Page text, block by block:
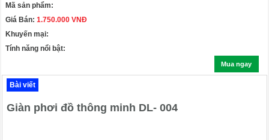
Mã sản phẩm:
Giá Bán: 1.750.000 VNĐ
Khuyến mại:
Tính năng nổi bật:
Mua ngay
Bài viết
Giàn phơi đồ thông minh DL- 004